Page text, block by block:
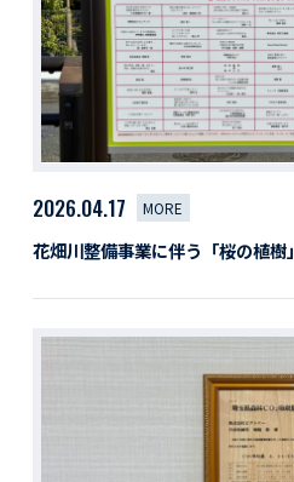
2026.04.17 MORE
花畑川整備事業に伴う「桜の植